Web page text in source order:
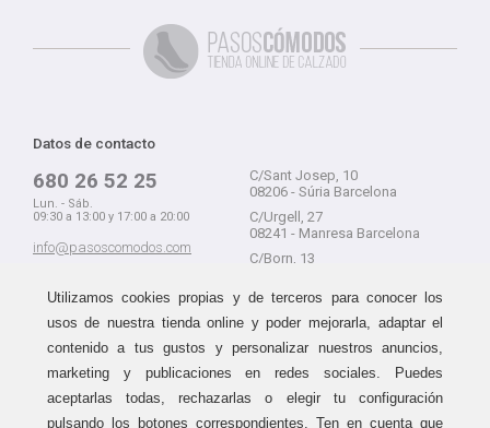
Datos de contacto
680 26 52 25
Lun. - Sáb.
09:30 a 13:00 y 17:00 a 20:00
info@pasoscomodos.com
C/Sant Josep, 10
08206 - Súria Barcelona
C/Urgell, 27
08241 - Manresa Barcelona
C/Born, 13
Guía de compra
Formas de pago
Devolución sin problemas
Haz tus compras sin miedo a
Utilizamos cookies propias y de terceros para conocer los
usos de nuestra tienda online y poder mejorarla, adaptar el
contenido a tus gustos y personalizar nuestros anuncios,
marketing y publicaciones en redes sociales. Puedes
aceptarlas todas, rechazarlas o elegir tu configuración
pulsando los botones correspondientes. Ten en cuenta que